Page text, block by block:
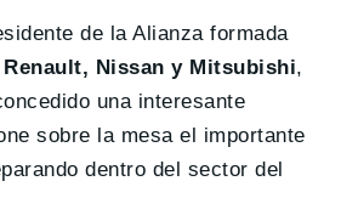
de la Alianza formada
Renault, Nissan y Mitsubishi,
una interesante
sobre la mesa el importante
dentro del sector del